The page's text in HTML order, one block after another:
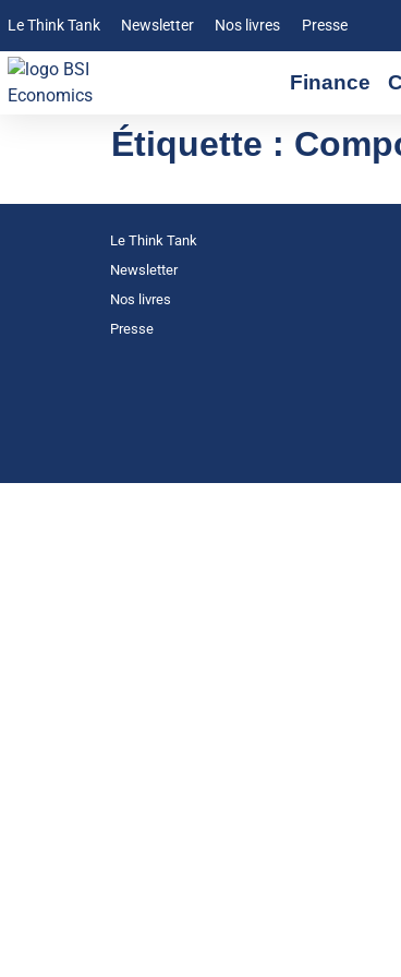
Le Think Tank Newsletter Nos livres Presse
Finance
Étiquette :
Le Think Tank
Newsletter
Nos livres
Presse